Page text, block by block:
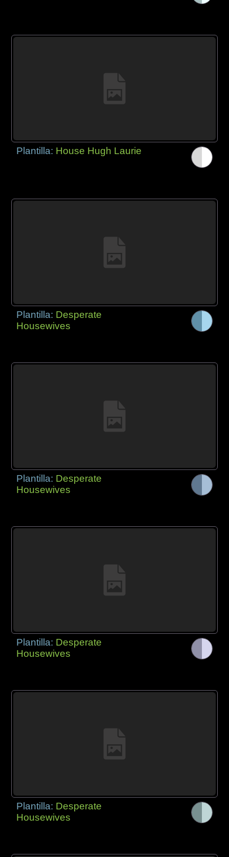
Plantilla: House Hugh Laurie
Plantilla: Desperate
Housewives
Plantilla: Desperate
Housewives
Plantilla: Desperate
Housewives
Plantilla: Desperate
Housewives